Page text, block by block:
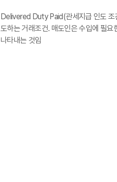
Delivered Duty Paid(관세지급 인도 조
도하는 거래조건. 매도인은 수입에 필
나타내는 것임